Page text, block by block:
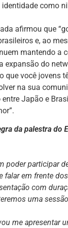
como
afirmou que
e, ao
mantendo a
expansão do
que você jovens
na sua
Japão e
da palestra do
poder participar
falar em frente
com
uma
me apresentar